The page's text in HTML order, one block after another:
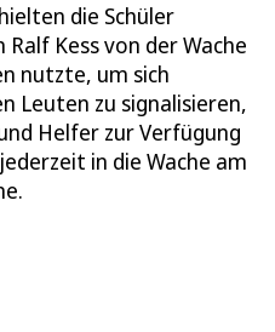
die Schüler
Ralf Kess von der Wache
nutzte, um sich
Leuten zu signalisieren,
Helfer zur Verfügung
in die Wache am